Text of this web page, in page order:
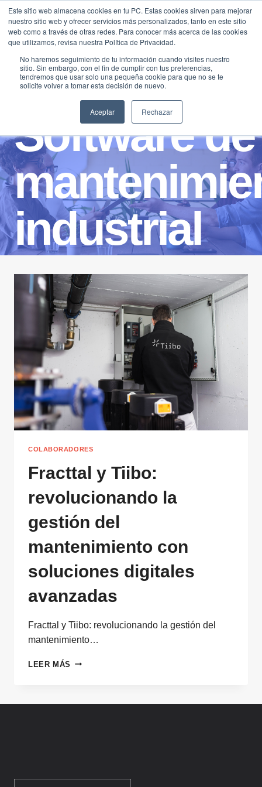
Este sitio web almacena cookies en tu PC. Estas cookies sirven para mejorar
nuestro sitio web y ofrecer servicios más personalizados, tanto en este sitio
web como a través de otras redes. Para conocer más acerca de las cookies
que utilizamos, revisa nuestra Política de Privacidad.
No haremos seguimiento de tu información cuando visites nuestro
sitio. Sin embargo, con el fin de cumplir con tus preferencias,
tendremos que usar solo una pequeña cookie para que no se te
solicite volver a tomar esta decisión de nuevo.
Aceptar Rechazar
Saltar
contenido
Software de
industrial
COLABORADORES
Fracttal y Tiibo:
revolucionando la
gestión del
mantenimiento con
soluciones digitales
avanzadas
Fracttal y Tiibo: revolucionando la gestión del
mantenimiento…
LEER MÁS FRACTTAL
DIGITALES
Traducir »